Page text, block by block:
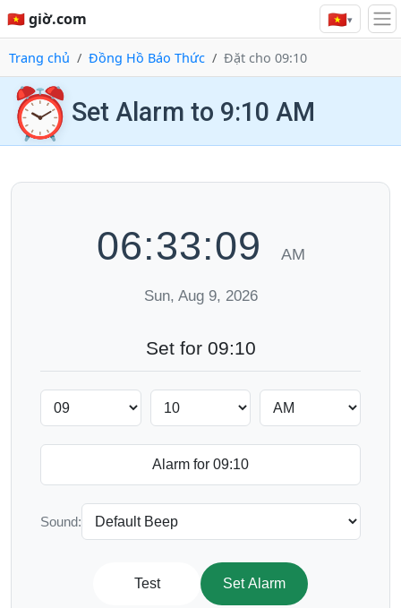
🇻🇳 giờ.com 🇻🇳▾
Trang chủ Đồng Hồ Báo Thức Đặt cho 09:10
⏰ Set Alarm to 9:10 AM
06:33:10 AM
Sun, Aug 9, 2026
Set for 09:10
Sound:
Test Set Alarm